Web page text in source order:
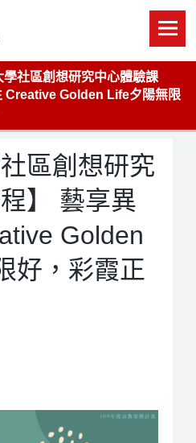
學社區創想研究中心體驗課
Creative Golden Life夕陽無限
社區創想研究
】 藝享異
Golden
好，彩霞正